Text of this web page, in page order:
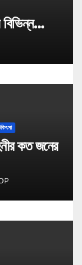
কত জনের